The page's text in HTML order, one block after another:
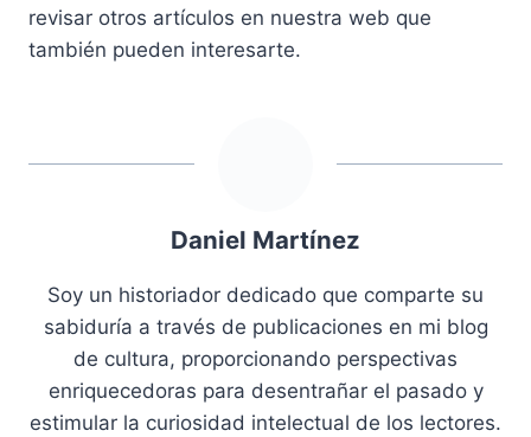
revisar otros artículos en nuestra web que
también pueden interesarte.
Daniel Martínez
Soy un historiador dedicado que comparte su
sabiduría a través de publicaciones en mi blog
de cultura, proporcionando perspectivas
enriquecedoras para desentrañar el pasado y
estimular la curiosidad intelectual de los lectores.